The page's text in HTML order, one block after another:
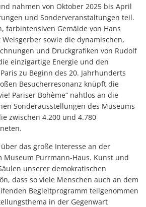
nahmen von Oktober 2025 bis April
und Sonderveranstaltungen teil.
farbintensiven Gemälde von Hans
sowie die dynamischen,
und Druckgrafiken von Rudolf
einzigartige Energie und den
zu Beginn des 20. Jahrhunderts
Besucherresonanz knüpft die
Pariser Bohème“ nahtlos an die
Sonderausstellungen des Museums
zwischen 4.200 und 4.780
das große Interesse an der
Museum Purrmann-Haus. Kunst und
unserer demokratischen
dass so viele Menschen auch an dem
Begleitprogramm teilgenommen
in der Gegenwart